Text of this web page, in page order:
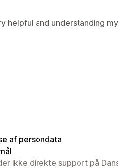
helpful and understanding
af persondata
ikke direkte support på